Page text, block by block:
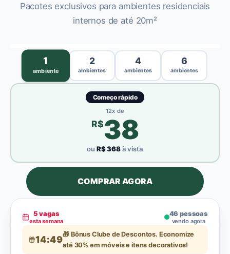
Pacotes exclusivos para ambientes residenciais
internos de até 20m²
1
ambiente
2
ambientes
4
ambientes
6
ambientes
Começo rápido
12x de
R$38
ou R$368à vista
COMPRAR AGORA
5 vagas
esta semana
46 pessoas
vendo agora
14:47🎁 Bônus Clube de Descontos. Economize
até 30% em móveis e itens decorativos!